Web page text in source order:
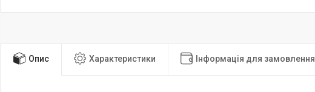
Опис Характеристики Інформація для замовлення